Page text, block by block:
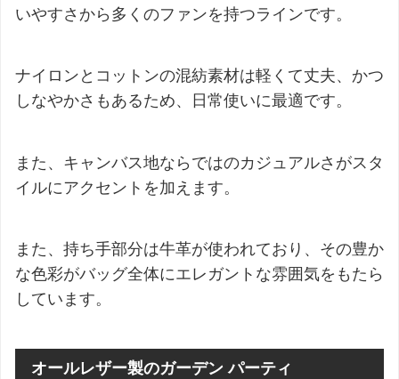
いやすさから多くのファンを持つラインです。
ナイロンとコットンの混紡素材は軽くて丈夫、かつ
しなやかさもあるため、日常使いに最適です。
また、キャンバス地ならではのカジュアルさがスタ
イルにアクセントを加えます。
また、持ち手部分は牛革が使われており、その豊か
な色彩がバッグ全体にエレガントな雰囲気をもたら
しています。
オールレザー製のガーデン パーティ